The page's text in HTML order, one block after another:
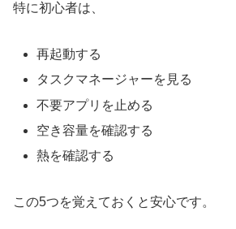
特に初心者は、
再起動する
タスクマネージャーを見る
不要アプリを止める
空き容量を確認する
熱を確認する
この5つを覚えておくと安心です。